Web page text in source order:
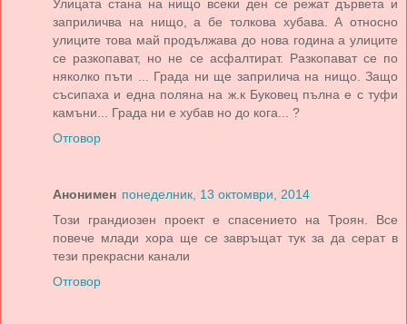
Улицата стана на нищо всеки ден се режат дървета и
заприличва на нищо, а бе толкова хубава. А относно
улиците това май продължава до нова година а улиците
се разкопават, но не се асфалтират. Разкопават се по
няколко пъти ... Града ни ще заприлича на нищо. Защо
съсипаха и една поляна на ж.к Буковец пълна е с туфи
камъни... Града ни е хубав но до кога... ?
Отговор
Анонимен понеделник, 13 октомври, 2014
Този грандиозен проект е спасението на Троян. Все
повече млади хора ще се завръщат тук за да серат в
тези прекрасни канали
Отговор